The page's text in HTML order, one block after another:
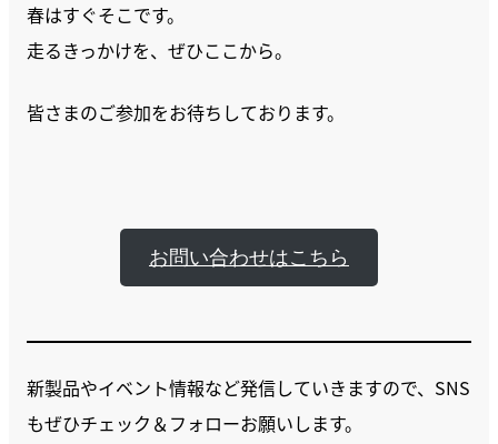
春はすぐそこです。
走るきっかけを、ぜひここから。
皆さまのご参加をお待ちしております。
お問い合わせはこちら
新製品やイベント情報など発信していきますので、SNS
もぜひチェック＆フォローお願いします。